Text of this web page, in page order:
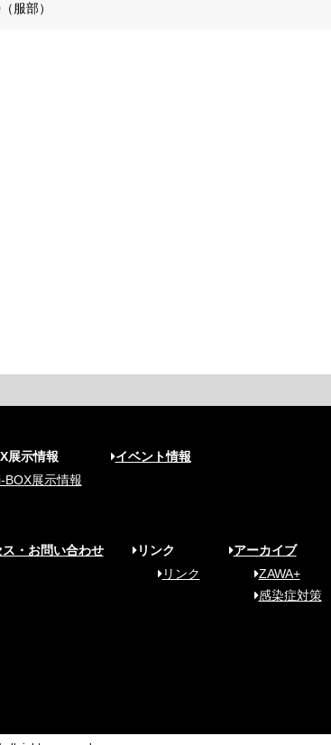
服部）
展示情報
BOX展示情報
イベント情報
・お問い合わせ
リンク
リンク
アーカイブ
ZAWA+
感染症対策